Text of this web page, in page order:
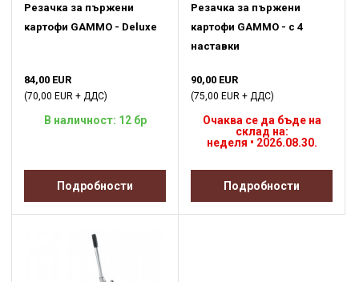
Резачка за пържени
картофи GAMMO - Deluxe
84,00 EUR
(70,00 EUR + ДДС)
В наличност: 12 бр
Подробности
Резачка за пържени
картофи GAMMO - с 4
наставки
90,00 EUR
(75,00 EUR + ДДС)
Очаква се да бъде на
склад на:
неделя • 2026.08.30.
Подробности